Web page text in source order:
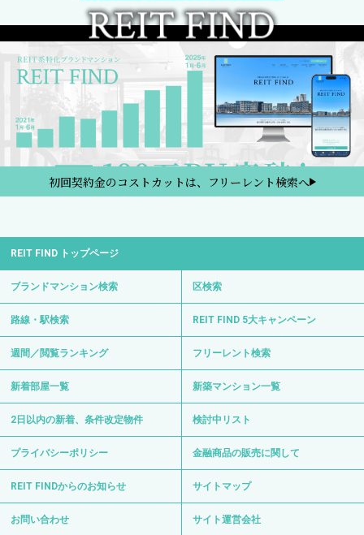
初回契約金のコストカットは、フリーレント検索へ
REIT FIND トップページ
ブランドマンション検索 区検索
路線・駅検索 REIT FIND 5大キャンペーン
週間／閲覧ランキング フリーレント検索
新着部屋一覧 新築マンション一覧
2日以内の新着、条件改定物件 検討中リスト
プライバシーポリシー 金融商品の販売に関して
REIT FINDからのお知らせ サイトマップ
お問い合わせ サイト運営会社